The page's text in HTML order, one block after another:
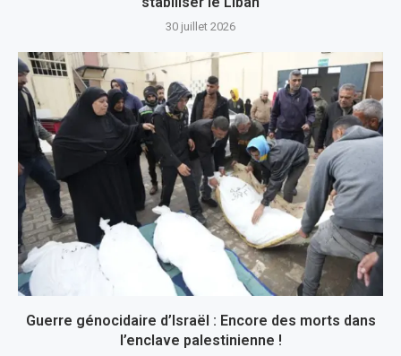
30 juillet 2026
Guerre génocidaire d’Israël : Encore des morts dans
l’enclave palestinienne !